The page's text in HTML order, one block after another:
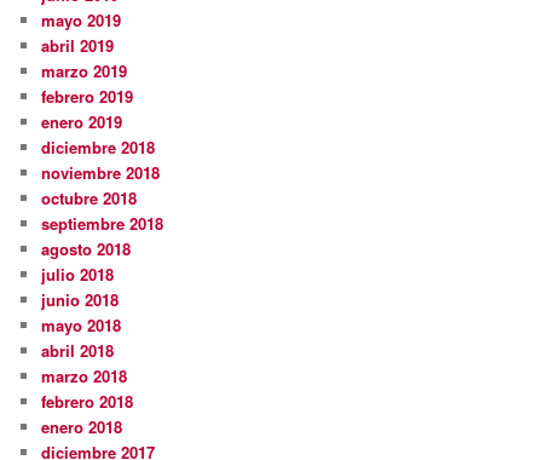
mayo 2019
abril 2019
marzo 2019
febrero 2019
enero 2019
diciembre 2018
noviembre 2018
octubre 2018
septiembre 2018
agosto 2018
julio 2018
junio 2018
mayo 2018
abril 2018
marzo 2018
febrero 2018
enero 2018
diciembre 2017